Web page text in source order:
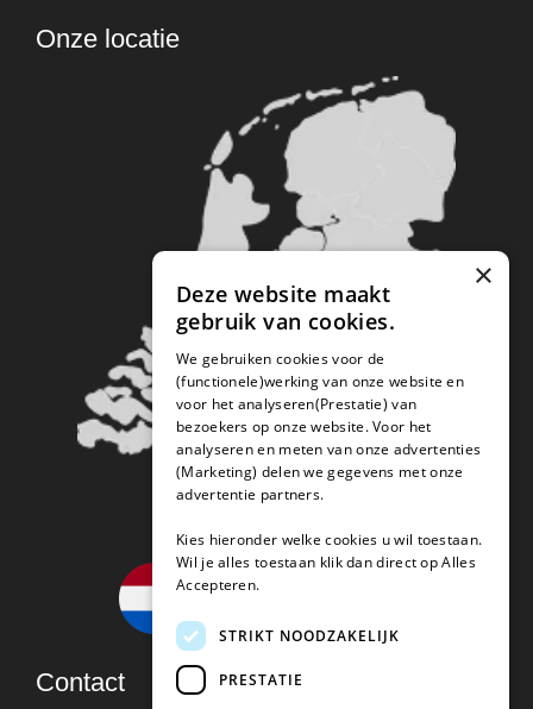
Onze locatie
Contact
×
Deze website maakt
gebruik van cookies.
We gebruiken cookies voor de
(functionele)werking van onze website en
voor het analyseren(Prestatie) van
bezoekers op onze website. Voor het
analyseren en meten van onze advertenties
(Marketing) delen we gegevens met onze
advertentie partners.
Kies hieronder welke cookies u wil toestaan.
Wil je alles toestaan klik dan direct op Alles
Accepteren.
STRIKT NOODZAKELIJK
PRESTATIE